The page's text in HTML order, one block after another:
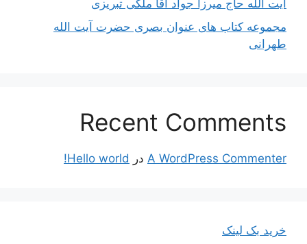
آیت اللَه حاج میرزا جواد آقا ملکی تبریزی
مجموعه کتاب های عنوان بصری حضرت آیت الله
طهرانی
Recent Comments
A WordPress Commenter در Hello world!
خرید بک لینک